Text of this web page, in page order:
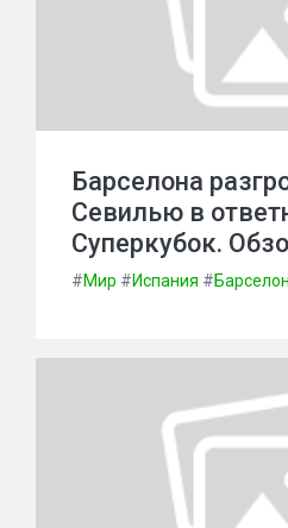
Барселона
Севилью в
Суперкубок.
#Мир #Испания #